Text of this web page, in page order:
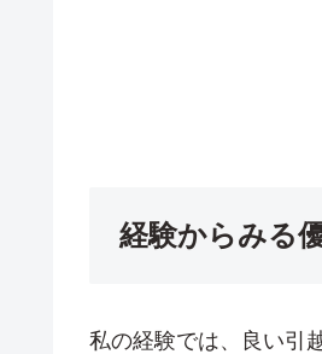
経験からみる
私の経験では、良い引